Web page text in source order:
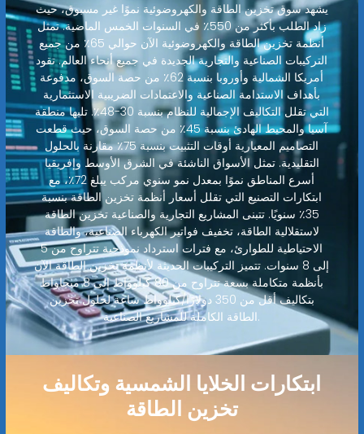
يشهد سوق تخزين الطاقة والكهروضوئية نموًا غير مسبوق، حيث
زاد الطلب بأكثر من 550٪ في السنوات الخمس الماضية. تمثل
أنظمة تخزين الطاقة والكهروضوئية الآن حوالي 65٪ من جميع
التركيبات الصناعية والتجارية الجديدة في جميع أنحاء العالم. تقود
أمريكا الشمالية وأوروبا بنسبة 62٪ من حصة السوق، مدفوعة
بأهداف الاستدامة الصناعية والاعتمادات الضريبية الاستثمارية
التي تقلل التكاليف الإجمالية للنظام بنسبة 30-48٪. تليها منطقة
آسيا والمحيط الهادئ بنسبة 45٪ من حصة السوق، حيث قطعت
التصاميم المعيارية أوقات التثبيت بنسبة 75٪ مقارنة بالحلول
التقليدية. تمثل الأسواق الناشئة في الشرق الأوسط وإفريقيا
أسرع المناطق نموًا بمعدل نمو سنوي مركب يبلغ 72٪، مع
ابتكارات التصنيع التي تقلل أسعار أنظمة تخزين الطاقة بنسبة
35٪ سنويًا. تتبنى المشاريع التجارية والصناعية تخزين الطاقة
لاستقلالية الطاقة، تخفيف فواتير الكهرباء الصناعية، والطاقة
الاحتياطية للطوارئ، مع فترات استرداد نموذجية تتراوح من 5
إلى 8 سنوات. تتميز التركيبات الحديثة لأنظمة تخزين الطاقة الآن
بأنظمة متكاملة بسعة تتراوح من 80 كيلوواط إلى 8 ميجاواط
بتكاليف أقل من 350 دولارًا/كيلوواط ساعة لحلول تخزين
الطاقة الكاملة للمشاريع الصناعية.
ابتكارات الخلايا الشمسية وتكاليف
تخزين الطاقة